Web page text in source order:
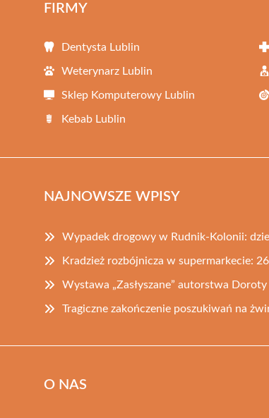
FIRMY
Dentysta Lublin
Weterynarz Lublin
Sklep Komputerowy Lublin
Kebab Lublin
NAJNOWSZE WPISY
Wypadek drogowy w Rudnik-Kolonii:
Kradzież rozbójnicza w supermarkecie:
Wystawa „Zasłyszane” autorstwa
Tragiczne zakończenie poszukiwań na
O NAS